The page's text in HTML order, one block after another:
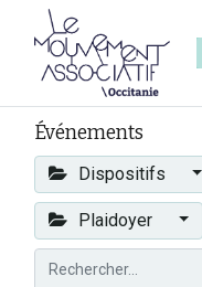
Événements
Dispositifs
Plaidoyer